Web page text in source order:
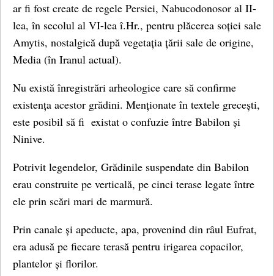
ar fi fost create de regele Persiei, Nabucodonosor al II-
lea, în secolul al VI-lea î.Hr., pentru plăcerea soției sale
Amytis, nostalgică după vegetația țării sale de origine,
Media (în Iranul actual).
Nu există înregistrări arheologice care să confirme
existența acestor grădini. Menționate în textele grecești,
este posibil să fi existat o confuzie între Babilon și
Ninive.
Potrivit legendelor, Grădinile suspendate din Babilon
erau construite pe verticală, pe cinci terase legate între
ele prin scări mari de marmură.
Prin canale și apeducte, apa, provenind din râul Eufrat,
era adusă pe fiecare terasă pentru irigarea copacilor,
plantelor și florilor.